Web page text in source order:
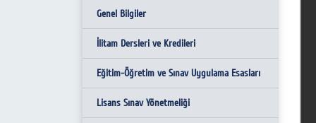
Genel Bilgiler
İlitam Dersleri ve Kredileri
Eğitim-Öğretim ve Sınav Uygulama Esasları
Lisans Sınav Yönetmeliği